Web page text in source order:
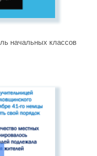
начальных классов